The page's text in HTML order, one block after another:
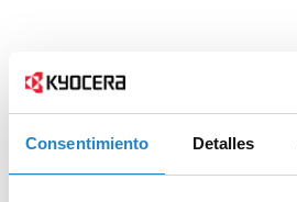
Consentimiento Detalles